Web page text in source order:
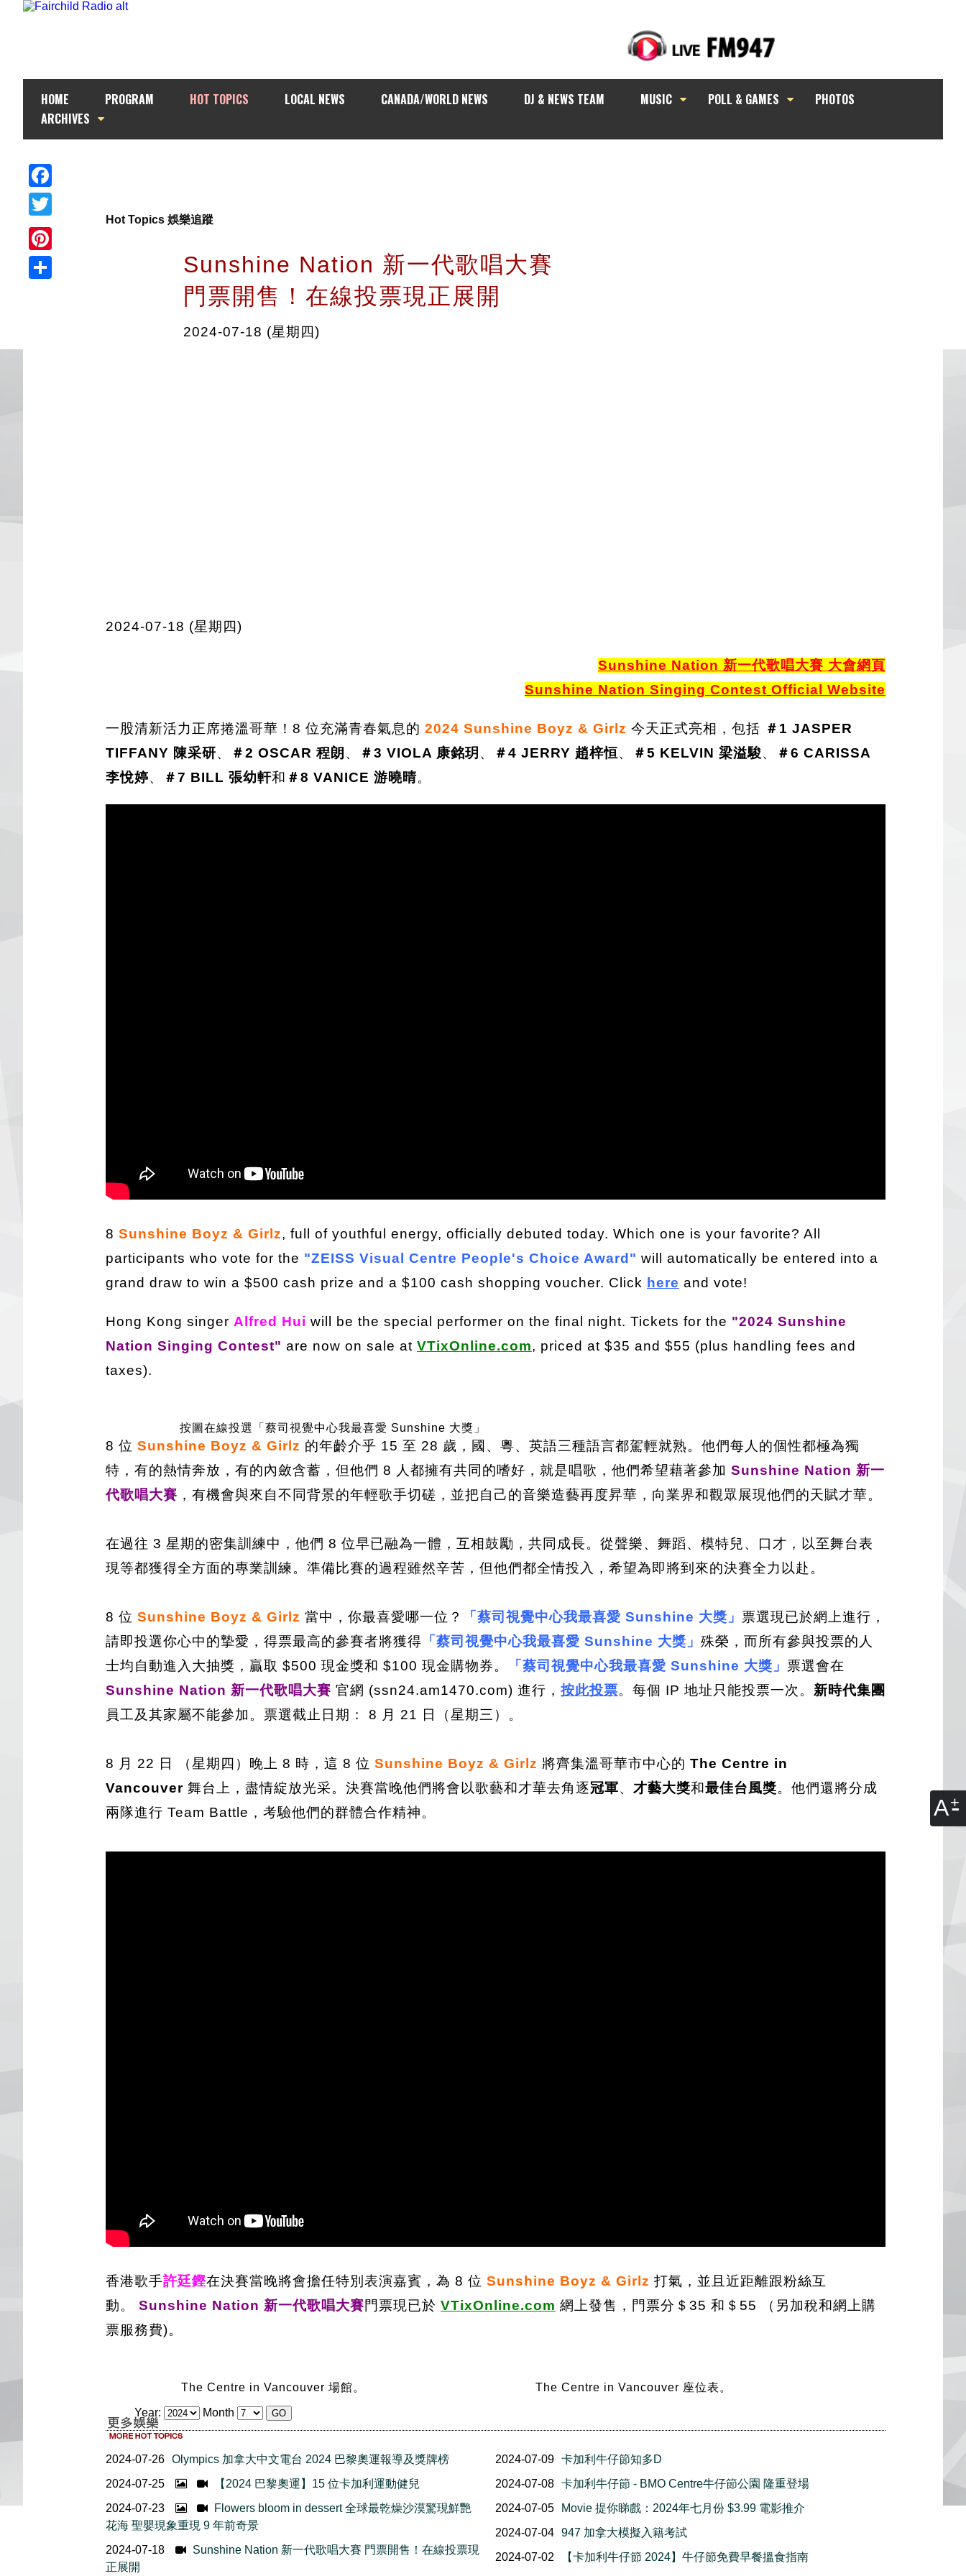
A
HOME PROGRAM HOT TOPICS LOCAL NEWS CANADA/WORLD NEWS DJ & NEWS TEAM MUSIC POLL & GAMES
PHOTOS
ARCHIVES
Facebook
Twitter
Pinterest
Hot Topics 娛樂追蹤
Sunshine Nation 新一代歌唱大賽
門票開售！在線投票現正展開
2024-07-18 (星期四)
2024-07-18 (星期四)
Sunshine Nation 新一代歌唱大賽 大會網頁
Sunshine Nation Singing Contest Official Website
一股清新活力正席捲溫哥華！8 位充滿青春氣息的 2024 Sunshine Boyz & Girlz 今天正式亮相，包括 ＃1 JASPER
TIFFANY 陳采研、 ＃2 OSCAR 程朗 、 ＃3 VIOLA 康銘玥 、 ＃4 JERRY 趙梓恒、 ＃5 KELVIN 梁溢駿、
＃6 CARISSA
李悅婷、 ＃7 BILL 張幼軒和 ＃8 VANICE 游曉晴。
8 Sunshine Boyz & Girlz, full of youthful energy, officially debuted today. Which one is your favorite? All
participants who vote for the "ZEISS Visual Centre People's Choice Award" will automatically be entered into a
grand draw to win a $500 cash prize and a $100 cash shopping voucher. Click here and vote!
Hong Kong singer Alfred Hui will be the special performer on the final night. Tickets for the "2024 Sunshine
Nation Singing Contest" are now on sale at VTixOnline.com, priced at $35 and $55 (plus handling fees and
taxes).
按圖在線投選「蔡司視覺中心我最喜愛 Sunshine 大獎」
8 位 Sunshine Boyz & Girlz 的年齡介乎 15 至 28 歲，國、粵、英語三種語言都駕輕就熟。他們每人的個性都極為獨
特，有的熱情奔放，有的內斂含蓄，但他們 8 人都擁有共同的嗜好，就是唱歌，他們希望藉著參加 Sunshine Nation 新一
代歌唱大賽 ，有機會與來自不同背景的年輕歌手切磋，並把自己的音樂造藝再度昇華，向業界和觀眾展現他們的天賦才華。
在過往 3 星期的密集訓練中，他們 8 位早已融為一體，互相鼓勵，共同成長。從聲樂、舞蹈、模特兒、口才，以至舞台表
現等都獲得全方面的專業訓練。準備比賽的過程雖然辛苦，但他們都全情投入，希望為即將到來的決賽全力以赴。
8 位 Sunshine Boyz & Girlz 當中，你最喜愛哪一位？ 「蔡司視覺中心我最喜愛 Sunshine 大獎」 票選現已於網上進行，
請即投選你心中的摯愛，得票最高的參賽者將獲得 「蔡司視覺中心我最喜愛 Sunshine 大獎」 殊榮，而所有參與投票的人
士均自動進入大抽獎，贏取 $500 現金獎和 $100 現金購物券。
「蔡司視覺中心我最喜愛 Sunshine 大獎」 票選會在
Sunshine Nation 新一代歌唱大賽 官網 (ssn24.am1470.com) 進行， 按此投票。每個 IP 地址只能投票一次。 新時代集團
員工及其家屬不能參加。票選截止日期： 8 月 21 日（星期三）。
8 月 22 日 （星期四）晚上 8 時，這 8 位 Sunshine Boyz & Girlz 將齊集溫哥華市中心的 The Centre in
Vancouver 舞台上，盡情綻放光采。決賽當晚他們將會以歌藝和才華去角逐冠軍、 才藝大獎和最佳台風獎。他們還將分成
兩隊進行 Team Battle，考驗他們的群體合作精神。
香港歌手許廷鏗在決賽當晚將會擔任特別表演嘉賓，為 8 位 Sunshine Boyz & Girlz 打氣，並且近距離跟粉絲互
動。 Sunshine Nation 新一代歌唱大賽門票現已於 VTixOnline.com 網上發售，門票分＄35 和＄55 （另加稅和網上購
票服務費)。
The Centre in Vancouver 場館。 The Centre in Vancouver 座位表。
Year: Month
2024-07-26 Olympics 加拿大中文電台 2024 巴黎奧運報導及獎牌榜
2024-07-25
【2024 巴黎奧運】15 位卡加利運動健兒
2024-07-23
Flowers bloom in dessert 全球最乾燥沙漠驚現鮮艷
花海 聖嬰現象重現 9 年前奇景
2024-07-18
Sunshine Nation 新一代歌唱大賽 門票開售！在線投票現
正展開
2024-07-09
卡加利牛仔節知多D
2024-07-08
卡加利牛仔節 - BMO Centre牛仔節公園 隆重登場
2024-07-05
Movie 提你睇戲：2024年七月份 $3.99 電影推介
2024-07-04
947 加拿大模擬入籍考試
2024-07-02
【卡加利牛仔節 2024】牛仔節免費早餐搵食指南